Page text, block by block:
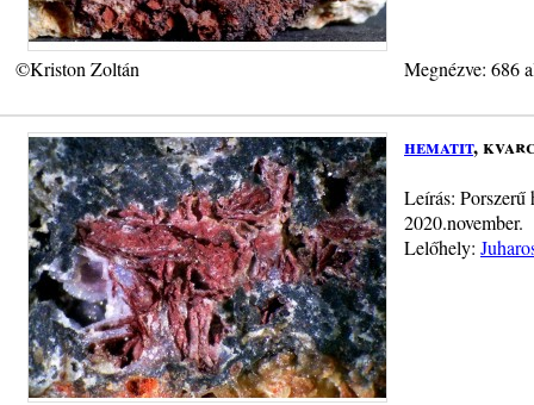
©Kriston Zoltán Megnézve: 686
hematit,
Leírás: Porszerű
2020.november.
Lelőhely: